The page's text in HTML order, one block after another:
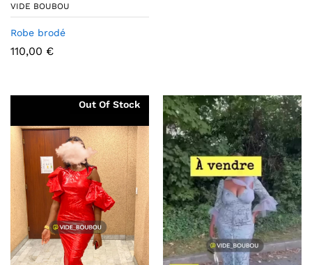
VIDE BOUBOU
Robe brodé
110,00 €
Out Of Stock